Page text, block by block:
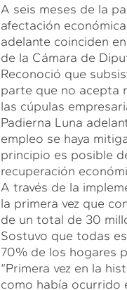
A seis meses de la
afectación
adelante coinciden
de la Cámara de
Reconoció que
parte que no acepta
las cúpulas
Padierna Luna
empleo se haya
principio es posible
recuperación
A través de la
la primera vez que
de un total de 30
Sostuvo que todas
70% de los hogares
“Primera vez en la
como había ocurrido